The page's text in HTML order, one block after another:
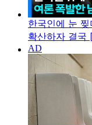
한국인에 눈
확산하자 결국